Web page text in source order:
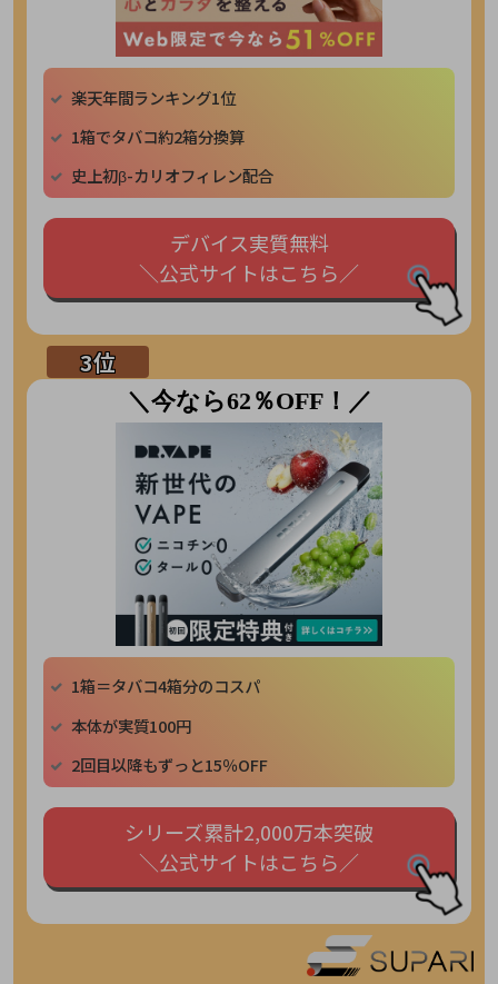
楽天年間ランキング1位
1箱でタバコ約2箱分換算
史上初β-カリオフィレン配合
デバイス実質無料
＼公式サイトはこちら／
＼今なら62％OFF！／
1箱＝タバコ4箱分のコスパ
本体が実質100円
2回目以降もずっと15％OFF
シリーズ累計2,000万本突破
＼公式サイトはこちら／